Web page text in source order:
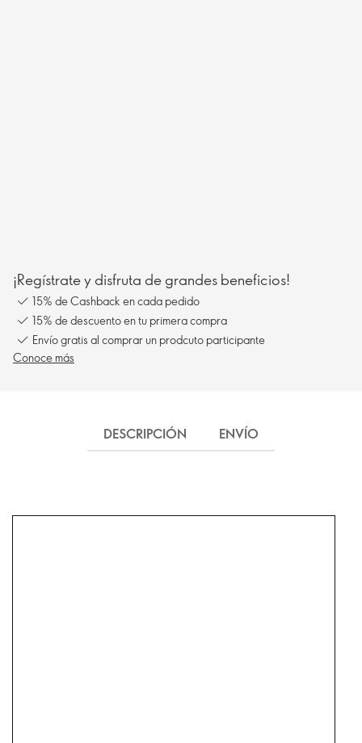
¡Regístrate y disfruta de grandes beneficios!
15% de Cashback en cada pedido
15% de descuento en tu primera compra
Envío gratis al comprar un prodcuto participante
Conoce más
DESCRIPCIÓN ENVÍO